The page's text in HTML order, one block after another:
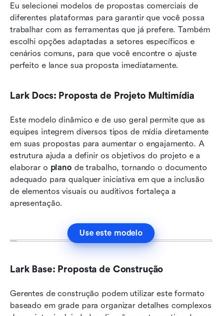
Eu selecionei modelos de propostas comerciais de
diferentes plataformas para garantir que você possa
trabalhar com as ferramentas que já prefere. Também
escolhi opções adaptadas a setores específicos e
cenários comuns, para que você encontre o ajuste
perfeito e lance sua proposta imediatamente.
Lark Docs: Proposta de Projeto Multimídia
Este modelo dinâmico e de uso geral permite que as
equipes integrem diversos tipos de mídia diretamente
em suas propostas para aumentar o engajamento. A
estrutura ajuda a definir os objetivos do projeto e a
elaborar o plano de trabalho, tornando o documento
adequado para qualquer iniciativa em que a inclusão
de elementos visuais ou auditivos fortaleça a
apresentação.
Use este modelo
Lark Base: Proposta de Construção
Gerentes de construção podem utilizar este formato
baseado em grade para organizar detalhes complexos